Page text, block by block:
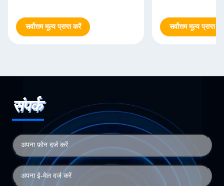
सर्वोत्तम मूल्य प्राप्त करें सर्वोत्तम मूल्य प्राप्त
संपर्क